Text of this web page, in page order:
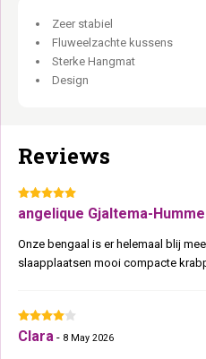
Zeer stabiel
Fluweelzachte kussens
Sterke Hangmat
Design
Reviews
angelique Gjaltema-
Onze bengaal is er helemaal blij
slaapplaatsen mooi compacte
Clara - 8 May 2026